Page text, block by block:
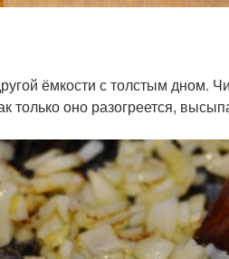
ёмкости с толстым дном.
только оно разогреется,